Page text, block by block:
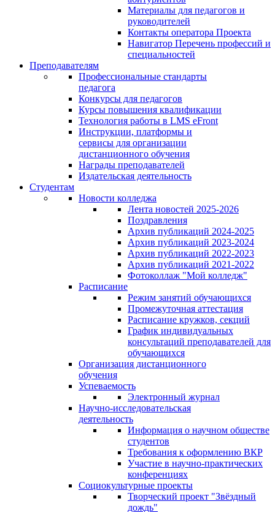
Материалы для педагогов и
руководителей
Контакты оператора Проекта
Навигатор Перечень профессий и
специальностей
Преподавателям
Профессиональные стандарты
педагога
Конкурсы для педагогов
Курсы повышения квалификации
Технология работы в LMS eFront
Инструкции, платформы и
сервисы для организации
дистанционного обучения
Награды преподавателей
Издательская деятельность
Студентам
Новости колледжа
Лента новостей 2025-2026
Поздравления
Архив публикаций 2024-2025
Архив публикаций 2023-2024
Архив публикаций 2022-2023
Архив публикаций 2021-2022
Фотоколлаж "Мой колледж"
Расписание
Режим занятий обучающихся
Промежуточная аттестация
Расписание кружков, секций
График индивидуальных
консультаций преподавателей для
обучающихся
Организация дистанционного
обучения
Успеваемость
Электронный журнал
Научно-исследовательская
деятельность
Информация о научном обществе
студентов
Требования к оформлению ВКР
Участие в научно-практических
конференциях
Социокультурные проекты
Творческий проект "Звёздный
дождь"